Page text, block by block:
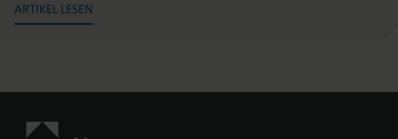
ARTIKEL LESEN